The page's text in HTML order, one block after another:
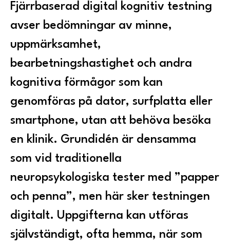
Fjärrbaserad digital kognitiv testning
avser bedömningar av minne,
uppmärksamhet,
bearbetningshastighet och andra
kognitiva förmågor som kan
genomföras på dator, surfplatta eller
smartphone, utan att behöva besöka
en klinik. Grundidén är densamma
som vid traditionella
neuropsykologiska tester med ”papper
och penna”, men här sker testningen
digitalt. Uppgifterna kan utföras
självständigt, ofta hemma, när som